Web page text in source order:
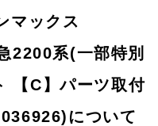
マックス
2200系(一部特別
【C】パーツ取付
について